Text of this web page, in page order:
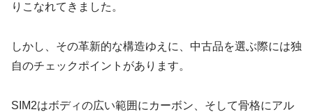
りこなれてきました。
しかし、その革新的な構造ゆえに、中古品を選ぶ際には独
自のチェックポイントがあります。
SIM2はボディの広い範囲にカーボン、そして骨格にアル